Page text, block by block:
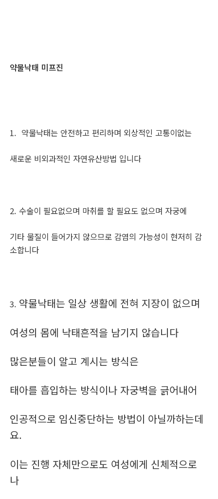
약물낙태 미프진
1. 약물낙태는 안전하고 편리하며 외상적인 고통이없는
새로운 비외과적인 자연유산방법 입니다
2. 수술이 필요없으며 마취를 할 필요도 없으며 자궁에
기타 물질이 들어가지 않으므로 감염의 가능성이 현저히 감
소합니다
3. 약물낙태는 일상 생활에 전혀 지장이 없으며
여성의 몸에 낙태흔적을 남기지 않습니다
많은분들이 알고 계시는 방식은
태아를 흡입하는 방식이나 자궁벽을 긁어내어
인공적으로 임신중단하는 방법이 아닐까하는데
요.
이는 진행 자체만으로도 여성에게 신체적으로
나